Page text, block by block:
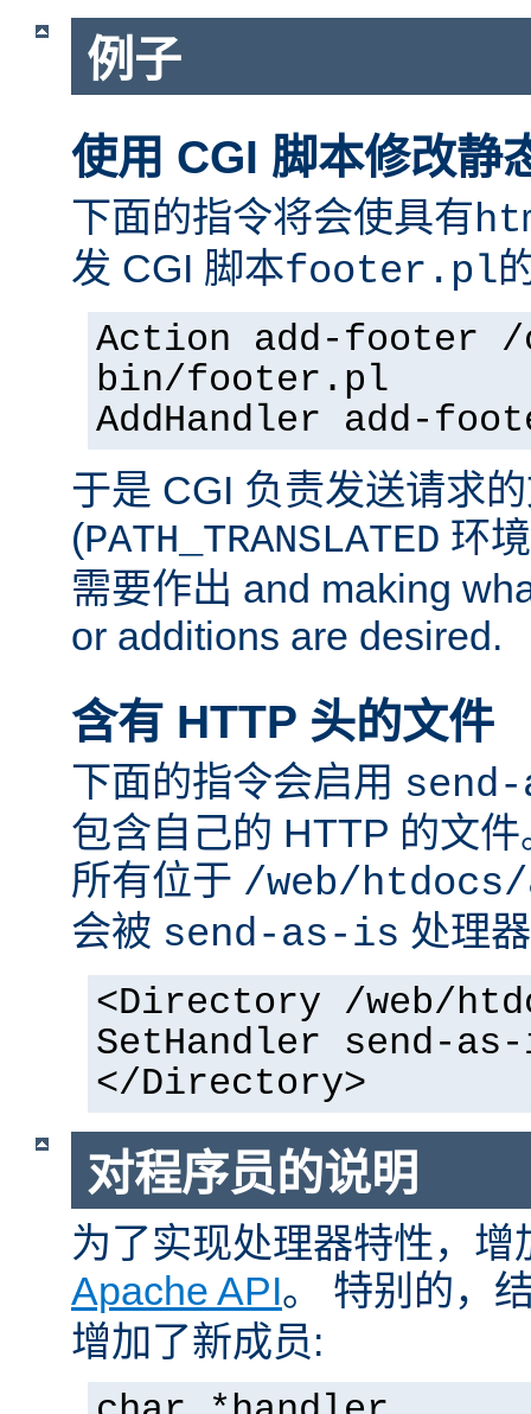
例子
使用 CGI 脚本修改静
下面的指令将会使具有
发 CGI 脚本footer.pl
Action add-footer
bin/footer.pl
AddHandler add-
于是 CGI 负责发送请求
(PATH_TRANSLATED 环
需要作出 and making
or additions are desired.
含有 HTTP 头的文件
下面的指令会启用
包含自己的 HTTP 的文
所有位于 /web/
会被 send-as-is 处理
<Directory /web/
SetHandler send-
</Directory>
对程序员的说明
为了实现处理器特性，增
Apache API。 特别的，
增加了新成员: